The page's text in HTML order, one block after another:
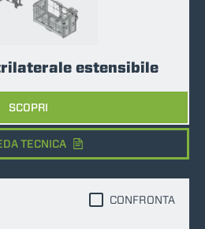
estensibile
SCOPRI
TECNICA
CONFRONTA